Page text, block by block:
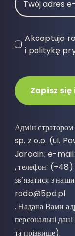
Akceptuję
i politykę
Zapisz
sp. z o.o. (ul.
Jarocin; e-
, телефон:
зв’язатися з
rodo@5pd.pl
. Надана Вами
персональні
та прізвище).